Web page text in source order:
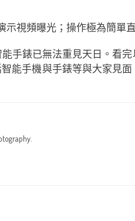
能手錶已無法重見天日。看
能手機與手錶等與大家見